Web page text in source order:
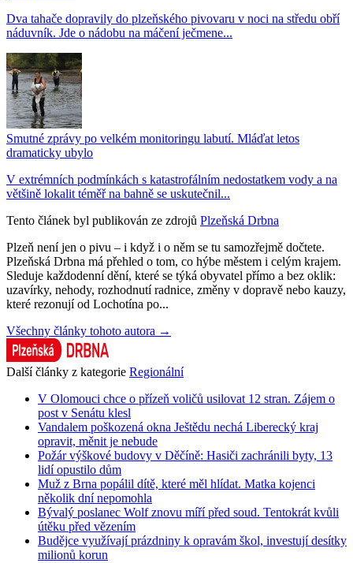
Dva tahače dopravily do plzeňského pivovaru v noci na středu obří
náduvník. Jde o nádobu na máčení ječmene...
Smutné zprávy po velkém monitoringu labutí. Mláďat letos
dramaticky ubylo
V extrémních podmínkách s katastrofálním nedostatkem vody a na
většině lokalit téměř na bahně se uskutečnil...
Tento článek byl publikován ze zdrojů Plzeňská Drbna
Plzeň není jen o pivu – i když i o něm se tu samozřejmě dočtete.
Plzeňská Drbna má přehled o tom, co hýbe městem i celým krajem.
Sleduje každodenní dění, které se týká obyvatel přímo a bez oklik:
uzavírky, nehody, rozhodnutí radnice, změny v dopravě nebo kauzy,
které rezonují od Lochotína po...
Všechny články tohoto autora →
Další články z kategorie Regionální
V Olomouci chce o přízeň voličů usilovat 12 stran. Zájem o
post v Senátu klesl
Vandalem poškozená okna Ještědu nechá Liberecký kraj
opravit, měnit je nebude
Požár výškové budovy v Děčíně: Hasiči zachránili byty, 13
lidí opustilo dům
Muž z Brna popálil dítě, které měl hlídat. Matka kojenci
několik dní nepomohla
Bývalý poslanec Wolf znovu míří před soud. Tentokrát kvůli
útěku před vězením
Budějce využívají prázdniny k opravám škol, investují desítky
milionů korun